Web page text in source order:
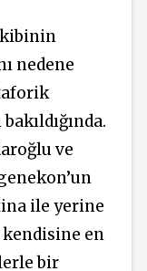
nedene
ve
ile yerine
kendisine en
bir